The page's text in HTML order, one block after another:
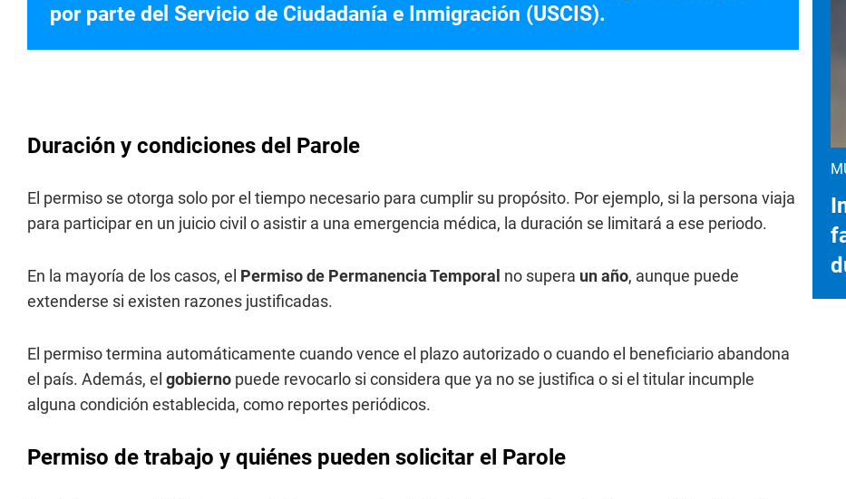
por parte del Servicio de Ciudadanía e Inmigración (USCIS).
Duración y condiciones del Parole
El permiso se otorga solo por el tiempo necesario para cumplir su propósito. Por ejemplo, si la persona viaja
para participar en un juicio civil o asistir a una emergencia médica, la duración se limitará a ese periodo.
En la mayoría de los casos, el Permiso de Permanencia Temporal no supera un año, aunque puede
extenderse si existen razones justificadas.
El permiso termina automáticamente cuando vence el plazo autorizado o cuando el beneficiario abandona
el país. Además, el gobierno puede revocarlo si considera que ya no se justifica o si el titular incumple
alguna condición establecida, como reportes periódicos.
Permiso de trabajo y quiénes pueden solicitar el Parole